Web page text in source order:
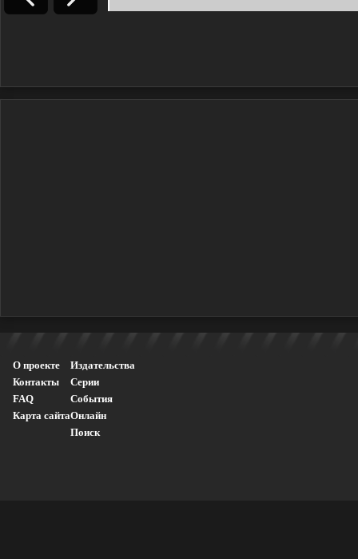
О проекте
Контакты
FAQ
Карта сайта
Издательства
Серии
События
Онлайн
Поиск